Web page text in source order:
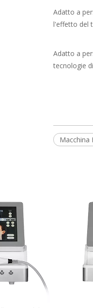
Adatto a
l'effetto del
Adatto a
tecnologie
Macchina